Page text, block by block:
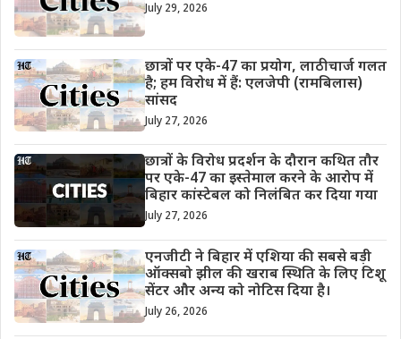
July 29, 2026
छात्रों पर एके-47 का प्रयोग, लाठीचार्ज गलत
है; हम विरोध में हैं: एलजेपी (रामबिलास)
सांसद
July 27, 2026
छात्रों के विरोध प्रदर्शन के दौरान कथित तौर
पर एके-47 का इस्तेमाल करने के आरोप में
बिहार कांस्टेबल को निलंबित कर दिया गया
July 27, 2026
एनजीटी ने बिहार में एशिया की सबसे बड़ी
ऑक्सबो झील की खराब स्थिति के लिए टिशू
सेंटर और अन्य को नोटिस दिया है।
July 26, 2026